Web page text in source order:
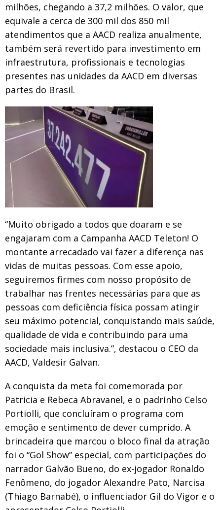
milhões, chegando a 37,2 milhões. O valor, que
equivale a cerca de 300 mil dos 850 mil
atendimentos que a AACD realiza anualmente,
também será revertido para investimento em
infraestrutura, profissionais e tecnologias
presentes nas unidades da AACD em diversas
partes do Brasil.
“Muito obrigado a todos que doaram e se
engajaram com a Campanha AACD Teleton! O
montante arrecadado vai fazer a diferença nas
vidas de muitas pessoas. Com esse apoio,
seguiremos firmes com nosso propósito de
trabalhar nas frentes necessárias para que as
pessoas com deficiência física possam atingir
seu máximo potencial, conquistando mais saúde,
qualidade de vida e contribuindo para uma
sociedade mais inclusiva.”, destacou o CEO da
AACD, Valdesir Galvan.
A conquista da meta foi comemorada por
Patricia e Rebeca Abravanel, e o padrinho Celso
Portiolli, que concluíram o programa com
emoção e sentimento de dever cumprido. A
brincadeira que marcou o bloco final da atração
foi o “Gol Show” especial, com participações do
narrador Galvão Bueno, do ex-jogador Ronaldo
Fenômeno, do jogador Alexandre Pato, Narcisa
(Thiago Barnabé), o influenciador Gil do Vigor e o